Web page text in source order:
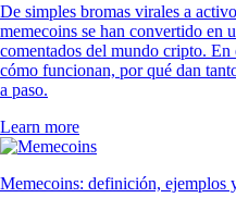
De simples bromas virales a
memecoins se han convertido en
comentados del mundo cripto. En
cómo funcionan, por qué dan
a paso.
Learn more
Memecoins: definición, ejemplos